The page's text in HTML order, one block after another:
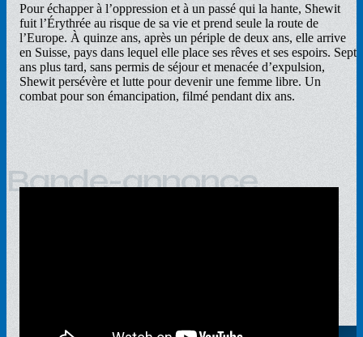
Pour échapper à l’oppression et à un passé qui la hante, Shewit
fuit l’Érythrée au risque de sa vie et prend seule la route de
l’Europe. À quinze ans, après un périple de deux ans, elle arrive
en Suisse, pays dans lequel elle place ses rêves et ses espoirs. Sept
ans plus tard, sans permis de séjour et menacée d’expulsion,
Shewit persévère et lutte pour devenir une femme libre. Un
combat pour son émancipation, filmé pendant dix ans.
Bande-annonce